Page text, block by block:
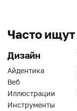
Часто ищут
Дизайн
Айдентика
Веб
Иллюстрации
Инструменты